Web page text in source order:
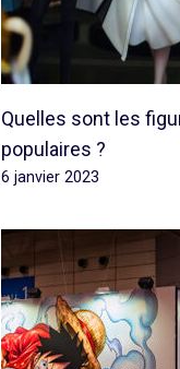
Quelles sont les
populaires ?
6 janvier 2023